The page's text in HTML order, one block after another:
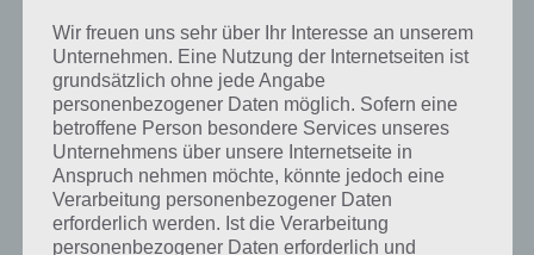
Bildung ist die Lösung für das tägliche Rätsel am 8.12.2018 in 4 Bilder
1 Wort, doch welche Bedeutung hat dieses eigentlich und was gibt es
dazu zu wissen? Passt das Wort auch zu Weihnachten? Zu
bestimmten Lösungen präsentieren wir daher auch immer eine
kurze Begriffserklärung!
Jeder von uns wird sicherlich eine Bildung genossen haben, denn bei
Bildung handelt es sich um das erwerben von Allgemeinwissen sowie
das Erlernen von Spezialwissen. Bildung kann es im
wissenschaftlichen Bereich genauso geben wie die künstlerische und
Wir freuen uns sehr über Ihr Interesse an unserem
Unternehmen. Eine Nutzung der Internetseiten ist
grundsätzlich ohne jede Angabe
personenbezogener Daten möglich. Sofern eine
betroffene Person besondere Services unseres
Unternehmens über unsere Internetseite in
Anspruch nehmen möchte, könnte jedoch eine
Verarbeitung personenbezogener Daten
erforderlich werden. Ist die Verarbeitung
personenbezogener Daten erforderlich und